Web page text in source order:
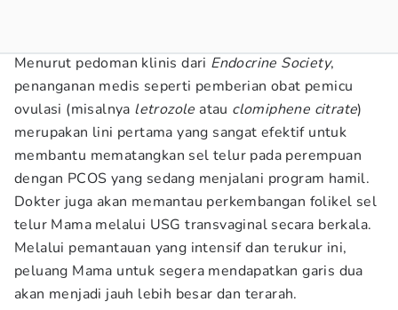
Menurut pedoman klinis dari Endocrine Society,
penanganan medis seperti pemberian obat pemicu
ovulasi (misalnya letrozole atau clomiphene citrate)
merupakan lini pertama yang sangat efektif untuk
membantu mematangkan sel telur pada perempuan
dengan PCOS yang sedang menjalani program hamil.
Dokter juga akan memantau perkembangan folikel sel
telur Mama melalui USG transvaginal secara berkala.
Melalui pemantauan yang intensif dan terukur ini,
peluang Mama untuk segera mendapatkan garis dua
akan menjadi jauh lebih besar dan terarah.